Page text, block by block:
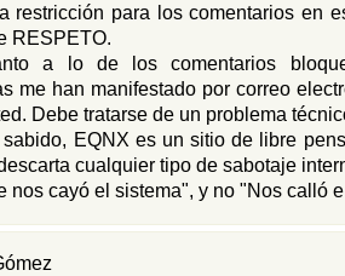
restricción para los comentarios en
RESPETO.
a lo de los comentarios
me han manifestado por correo
Debe tratarse de un problema
EQNX es un sitio de libre
cualquier tipo de sabotaje
nos cayó el sistema", y no "Nos calló